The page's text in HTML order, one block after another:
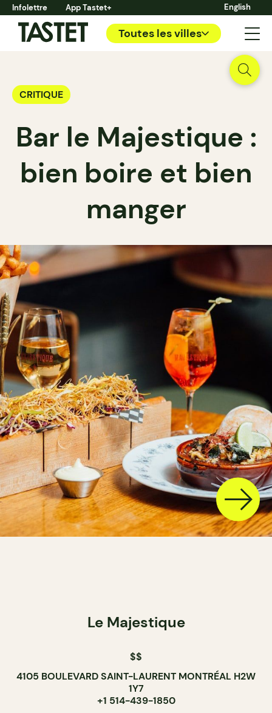
Infolettre App Tastet+ English
Toutes les villes
CRITIQUE
Bar le Majestique :
bien boire et bien
manger
Le Majestique
$$
4105 BOULEVARD SAINT-LAURENT MONTRÉAL H2W
1Y7
+1 514-439-1850